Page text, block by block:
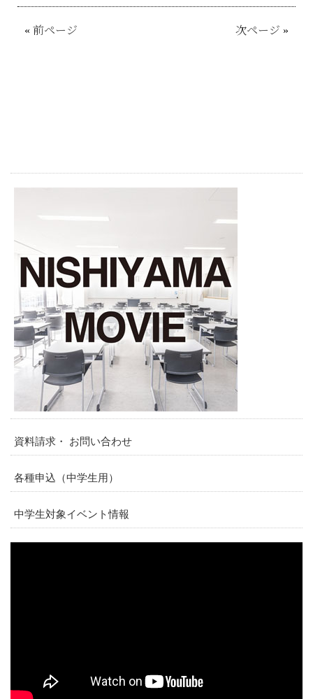
« 前ページ 次ページ »
資料請求・ お問い合わせ
各種申込（中学生用）
中学生対象イベント情報